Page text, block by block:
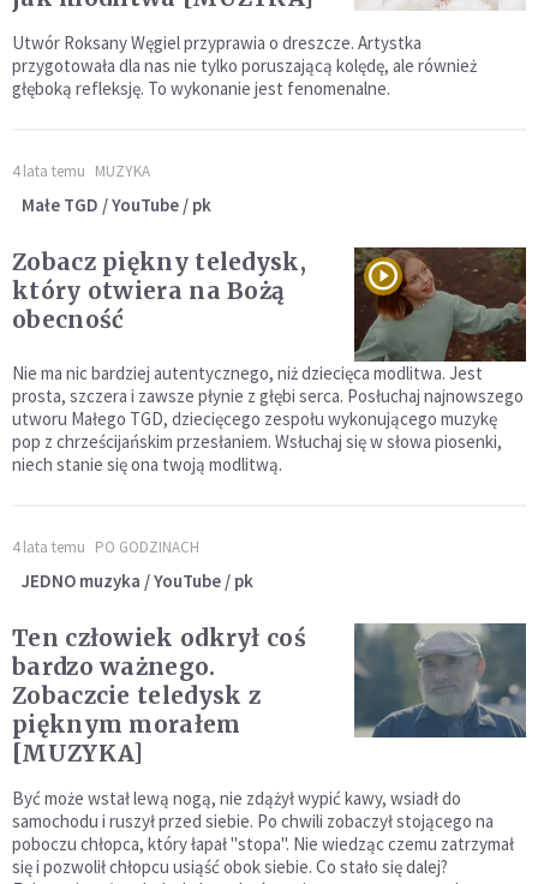
Utwór Roksany Węgiel przyprawia o dreszcze. Artystka
przygotowała dla nas nie tylko poruszającą kolędę, ale również
głęboką refleksję. To wykonanie jest fenomenalne.
4 lata temu MUZYKA
Małe TGD / YouTube / pk
Zobacz piękny teledysk,
który otwiera na Bożą
obecność
Nie ma nic bardziej autentycznego, niż dziecięca modlitwa. Jest
prosta, szczera i zawsze płynie z głębi serca. Posłuchaj najnowszego
utworu Małego TGD, dziecięcego zespołu wykonującego muzykę
pop z chrześcijańskim przesłaniem. Wsłuchaj się w słowa piosenki,
niech stanie się ona twoją modlitwą.
4 lata temu PO GODZINACH
JEDNO muzyka / YouTube / pk
Ten człowiek odkrył coś
bardzo ważnego.
Zobaczcie teledysk z
pięknym morałem
[MUZYKA]
Być może wstał lewą nogą, nie zdążył wypić kawy, wsiadł do
samochodu i ruszył przed siebie. Po chwili zobaczył stojącego na
poboczu chłopca, który łapał "stopa". Nie wiedząc czemu zatrzymał
się i pozwolił chłopcu usiąść obok siebie. Co stało się dalej?